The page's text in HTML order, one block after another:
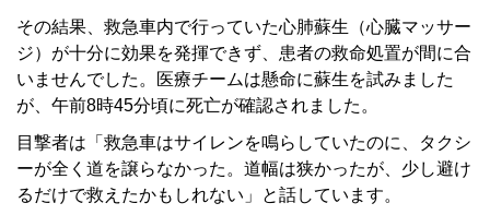
その結果、救急車内で行っていた心肺蘇生（心臓マッサー
ジ）が十分に効果を発揮できず、患者の救命処置が間に合
いませんでした。医療チームは懸命に蘇生を試みました
が、午前8時45分頃に死亡が確認されました。
目撃者は「救急車はサイレンを鳴らしていたのに、タクシ
ーが全く道を譲らなかった。道幅は狭かったが、少し避け
るだけで救えたかもしれない」と話しています。